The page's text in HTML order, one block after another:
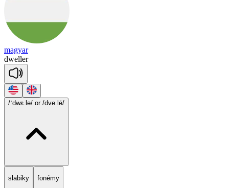
magyar
dweller
/ˈdwɛ.lə/ or /dve.lē/
slabiky fonémy